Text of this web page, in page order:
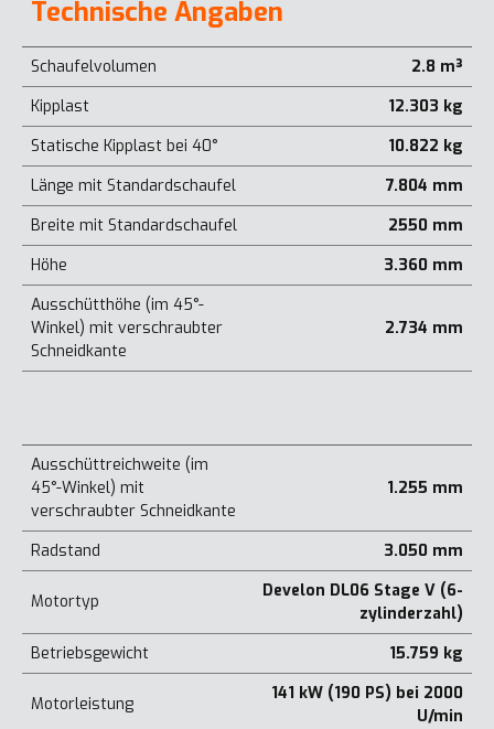
Technische Angaben
Schaufelvolumen
2.8 m³
Kipplast
12.303 kg
Statische Kipplast bei 40°
10.822 kg
Länge mit Standardschaufel
7.804 mm
Breite mit Standardschaufel
2550 mm
Höhe
3.360 mm
Ausschütthöhe (im 45°-
Winkel) mit verschraubter
Schneidkante
2.734 mm
Ausschüttreichweite (im
45°-Winkel) mit
verschraubter Schneidkante
1.255 mm
Radstand 3.050 mm
Motortyp
Develon DL06 Stage V (6-
zylinderzahl)
Betriebsgewicht
15.759 kg
Motorleistung
141 kW (190 PS) bei 2000
U/min